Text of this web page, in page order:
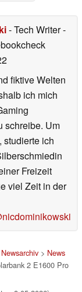
- Tech Writer-
fiktive Welten
ich mich
schreibe. Um
studierte ich
Freizeit
viel Zeit in der
Newsarchiv> News
2 E1600 Pro